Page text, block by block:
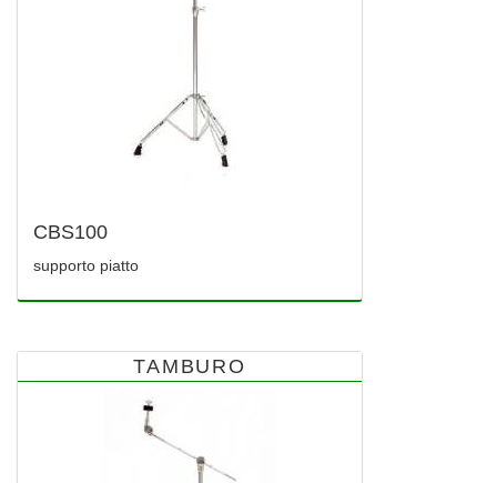
CBS100
supporto piatto
TAMBURO